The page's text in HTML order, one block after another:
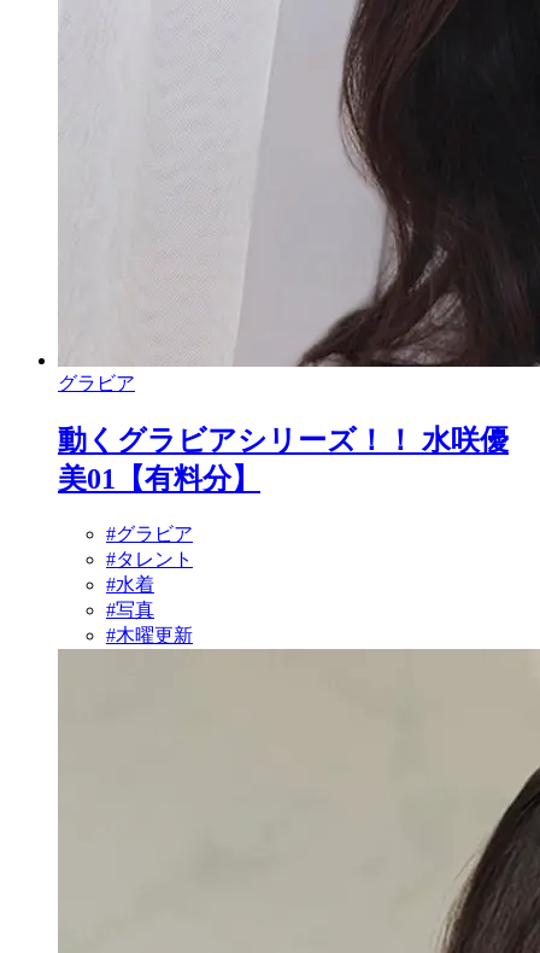
グラビア
動くグラビアシリーズ！！ 水咲優
美01【有料分】
#グラビア
#タレント
#水着
#写真
#木曜更新